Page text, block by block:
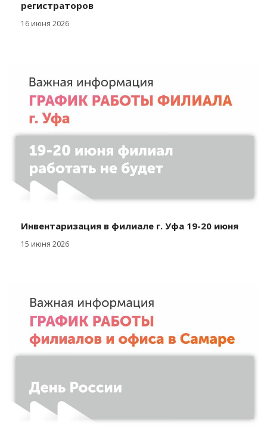
регистраторов
16 июня 2026
Инвентаризация в филиале г. Уфа 19-20 июня
15 июня 2026